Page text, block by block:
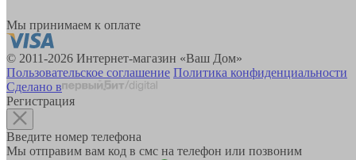
Мы принимаем к оплате
© 2011-2026 Интернет-магазин «Ваш Дом»
Пользовательское соглашение Политика конфиденциальности
Сделано в
Регистрация
Введите номер телефона
Мы отправим вам код в смс на телефон или позвоним